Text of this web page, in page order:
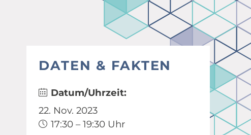
DATEN & FAKTEN
Datum/Uhrzeit:
22. Nov. 2023
17:30 – 19:30 Uhr